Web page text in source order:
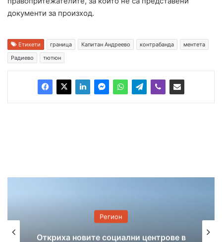
документи за произход.
Етикети граница Капитан Андреево контрабанда
ментета
Радиево
тютюн
в
Задържаха бивш председател на